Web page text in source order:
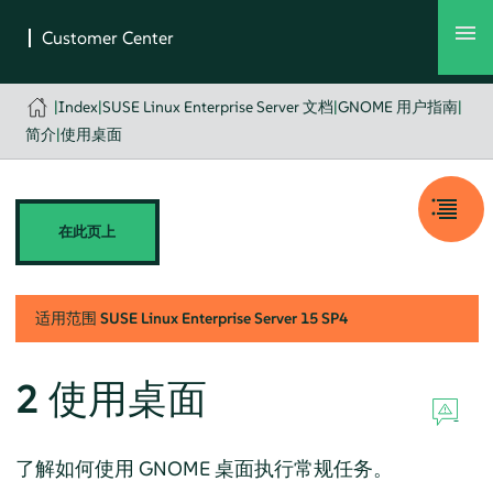
|Index|SUSE Linux Enterprise Server 文档|GNOME 用户指南|
简介|使用桌面
在此页上
适用范围 SUSE Linux Enterprise Server 15 SP4
2 使用桌面
了解如何使用 GNOME 桌面执行常规任务。